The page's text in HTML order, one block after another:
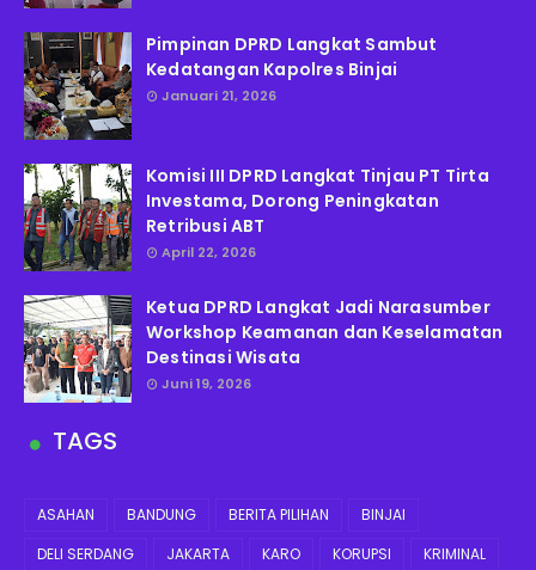
Pimpinan DPRD Langkat Sambut
Kedatangan Kapolres Binjai
Januari 21, 2026
Komisi III DPRD Langkat Tinjau PT Tirta
Investama, Dorong Peningkatan
Retribusi ABT
April 22, 2026
Ketua DPRD Langkat Jadi Narasumber
Workshop Keamanan dan Keselamatan
Destinasi Wisata
Juni 19, 2026
TAGS
ASAHAN BANDUNG BERITA PILIHAN
BINJAI
DELI SERDANG
JAKARTA KARO KORUPSI KRIMINAL